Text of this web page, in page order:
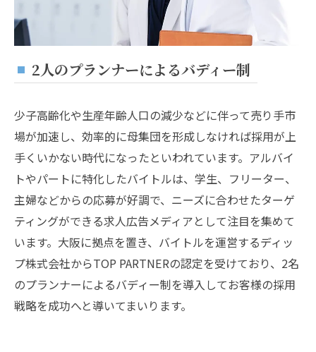
2人のプランナーによるバディー制
少子高齢化や生産年齢人口の減少などに伴って売り手市
場が加速し、効率的に母集団を形成しなければ採用が上
手くいかない時代になったといわれています。アルバイ
トやパートに特化したバイトルは、学生、フリーター、
主婦などからの応募が好調で、ニーズに合わせたターゲ
ティングができる求人広告メディアとして注目を集めて
います。大阪に拠点を置き、バイトルを運営するディッ
プ株式会社からTOP PARTNERの認定を受けており、2名
のプランナーによるバディー制を導入してお客様の採用
戦略を成功へと導いてまいります。